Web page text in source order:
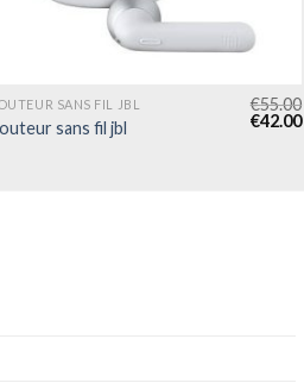
SANS FIL JBL
sans fil jbl
€55.00
€42.00